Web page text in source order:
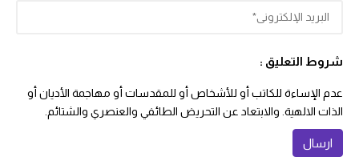
شروط التعليق :
عدم الإساءة للكاتب أو للأشخاص أو للمقدسات أو مهاجمة الأديان أو
الذات الالهية. والابتعاد عن التحريض الطائفي والعنصري والشتائم.